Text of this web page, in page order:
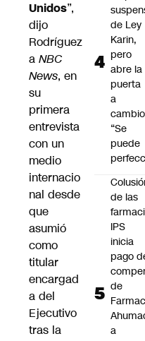
Unidos”,
dijo
Rodríguez
a NBC
News, en
su
primera
entrevista
con un
medio
internacio
nal desde
que
asumió
como
titular
encargad
a del
Ejecutivo
tras la
de Ley
Karin,
pero
abre la
puerta
a
“Se
puede
de las
IPS
inicia
pago
de
a